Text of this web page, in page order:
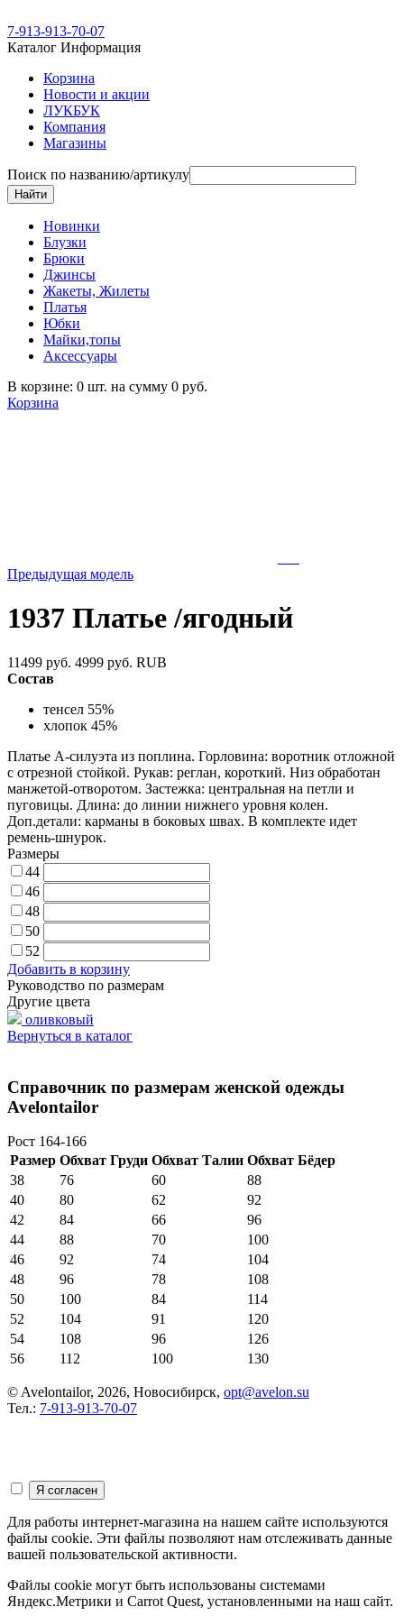
7-913-913-70-07
Каталог Информация
Корзина
Новости и акции
ЛУКБУК
Компания
Магазины
Поиск по названию/артикулу
Новинки
Блузки
Брюки
Джинсы
Жакеты, Жилеты
Платья
Юбки
Майки,топы
Аксессуары
В корзине: 0 шт. на сумму 0 руб.
Корзина
Предыдущая модель
1937 Платье /ягодный
11499 руб. 4999 руб. RUB
Состав
тенсел 55%
хлопок 45%
Платье А-силуэта из поплина. Горловина: воротник отложной
с отрезной стойкой. Рукав: реглан, короткий. Низ обработан
манжетой-отворотом. Застежка: центральная на петли и
пуговицы. Длина: до линии нижнего уровня колен.
Доп.детали: карманы в боковых швах. В комплекте идет
ремень-шнурок.
Размеры
44
46
48
50
52
Добавить в корзину
Руководство по размерам
Другие цвета
оливковый
Вернуться в каталог
Справочник по размерам женской одежды
Avelontailor
Рост 164-166
Размер Обхват Груди Обхват Талии Обхват Бёдер
38
76 60
88
40
80 62
92
42
84 66
96
44
88 70
100
46
92 74
104
48
96 78
108
50
100 84
114
52
104 91
120
54
108 96
126
56
112 100 130
© Avelontailor, 2026, Новосибирск, opt@avelon.su
Тел.: 7-913-913-70-07
Для работы интернет-магазина на нашем сайте используются
файлы cookie. Эти файлы позволяют нам отслеживать данные
вашей пользовательской активности.
Файлы cookie могут быть использованы системами
Яндекс.Метрики и Carrot Quest, установленными на наш сайт.